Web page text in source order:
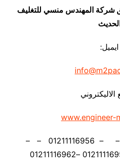
شركة المهندس منسي للتغليف
ايميل:
الاليكتروني
www.engineer-
موبايل: 01211116954 – – 01211116956 – –